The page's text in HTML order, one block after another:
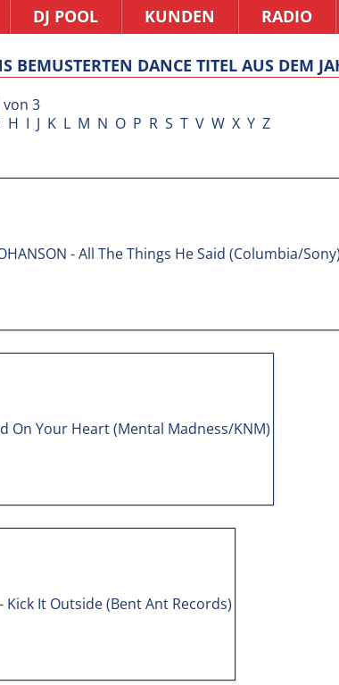
DJ POOL KUNDEN RADIO
BEMUSTERTEN DANCE TITEL AUS DEM
von 3
H I J K L M N O P R S T V W X Y Z